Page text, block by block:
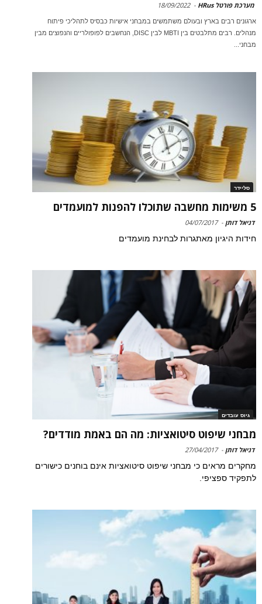
מערכת פורטל HRus -
18/09/2022
ארגונים רבים בארץ ובעולם משתמשים במבחני אישיות כבסיס לתהליכי פיתוח
מנהלים. רבים מתלבטים בין MBTI לבין DISC, הנחשבים לפופולריים והנפוצים מבין
מבחני...
סליידר
5 משימות מחשבה שתוכלו להפנות למועמדים
דניאל דותן -
04/07/2017
חידות היגיון מאתגרות לבחינת מועמדים
גיוס עובדים
מבחני שיפוט סיטואציות: מה הם באמת מודדים?
דניאל דותן -
27/04/2017
מחקרים מראים כי מבחני שיפוט סיטואציות אינם בוחנים כישורים
לתפקיד ספציפי.